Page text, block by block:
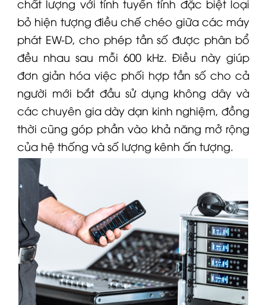
chất lượng với tính tuyến tính đặc biệt loại
bỏ hiện tượng điều chế chéo giữa các máy
phát EW-D, cho phép tần số được phân bổ
đều nhau sau mỗi 600 kHz. Điều này giúp
đơn giản hóa việc phối hợp tần số cho cả
người mới bắt đầu sử dụng không dây và
các chuyên gia dày dạn kinh nghiệm, đồng
thời cũng góp phần vào khả năng mở rộng
của hệ thống và số lượng kênh ấn tượng.